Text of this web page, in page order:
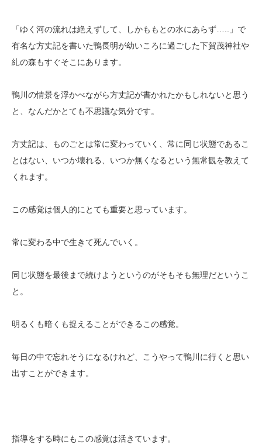
「ゆく河の流れは絶えずして、しかももとの水にあらず…..」で
有名な方丈記を書いた鴨長明が幼いころに過ごした下賀茂神社や
糺の森もすぐそこにあります。
鴨川の情景を浮かべながら方丈記が書かれたかもしれないと思う
と、なんだかとても不思議な気分です。
方丈記は、ものごとは常に変わっていく、常に同じ状態であるこ
とはない、いつか壊れる、いつか無くなるという無常観を教えて
くれます。
この感覚は個人的にとても重要と思っています。
常に変わる中で生きて死んでいく。
同じ状態を最後まで続けようというのがそもそも無理だというこ
と。
明るくも暗くも捉えることができるこの感覚。
毎日の中で忘れそうになるけれど、こうやって鴨川に行くと思い
出すことができます。
指導をする時にもこの感覚は活きています。